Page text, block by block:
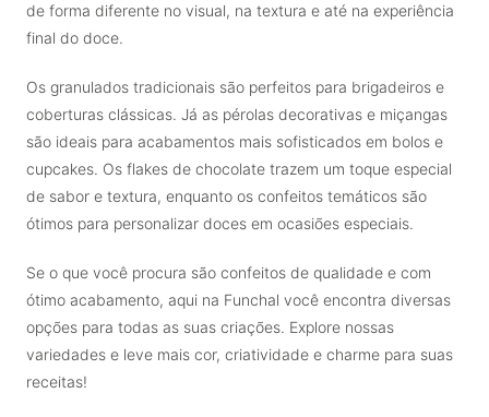
de forma diferente no visual, na textura e até na experiência
final do doce.
Os granulados tradicionais são perfeitos para brigadeiros e
coberturas clássicas. Já as pérolas decorativas e miçangas
são ideais para acabamentos mais sofisticados em bolos e
cupcakes. Os flakes de chocolate trazem um toque especial
de sabor e textura, enquanto os confeitos temáticos são
ótimos para personalizar doces em ocasiões especiais.
Se o que você procura são confeitos de qualidade e com
ótimo acabamento, aqui na Funchal você encontra diversas
opções para todas as suas criações. Explore nossas
variedades e leve mais cor, criatividade e charme para suas
receitas!